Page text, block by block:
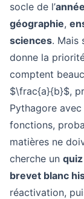
socle de l’
géographie,
sciences. Mais
donne la
comptent
$\frac{a}{b}$,
Pythagore
fonctions,
matières ne
cherche un
brevet blanc
réactivation,